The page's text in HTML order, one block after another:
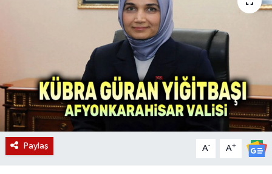
Paylaş A- A+
Etkinlikler